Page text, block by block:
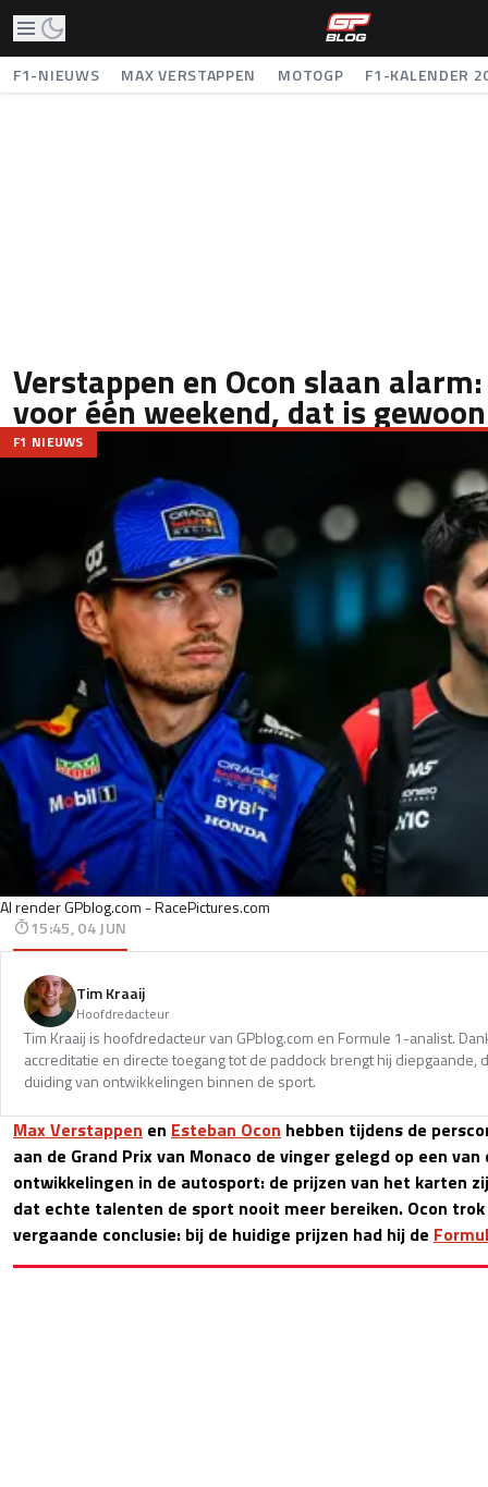
F1-NIEUWS MAX VERSTAPPEN MOTOGP F1-KALENDER
Verstappen en Ocon slaan
voor één weekend, dat is
AI render GPblog.com - RacePictures.com
F1 NIEUWS
15:45, 04 JUN
Tim Kraaij
Hoofdredacteur
Tim Kraaij is hoofdredacteur van GPblog.com en Formule 1-analist.
accreditatie en directe toegang tot de paddock brengt hij diepgaande,
duiding van ontwikkelingen binnen de sport.
Max Verstappen en Esteban Ocon hebben tijdens de
aan de Grand Prix van Monaco de vinger gelegd op een
ontwikkelingen in de autosport: de prijzen van het karten
dat echte talenten de sport nooit meer bereiken. Ocon
vergaande conclusie: bij de huidige prijzen had hij de